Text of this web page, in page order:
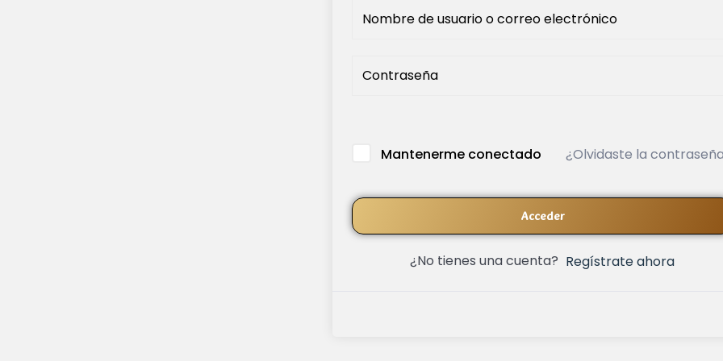
Mantenerme conectado ¿Olvidaste la
Acceder
¿No tienes una cuenta? Regístrate ahora